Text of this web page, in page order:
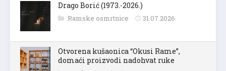
Drago Borić (1973.-2026.)
Ramske osmrtnice 31.07.2026.
Otvorena kušaonica “Okusi Rame”,
domaći proizvodi nadohvat ruke